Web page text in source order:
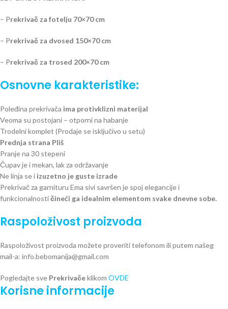
– Prekrivač za fotelju 70×70 cm
– Prekrivač za dvosed 150×70 cm
– Prekrivač za trosed 200×70 cm
Osnovne karakteristike:
Poleđina prekrivača ima protivklizni materijal
Veoma su postojani – otporni na habanje
Trodelni komplet (Prodaje se isključivo u setu)
Prednja strana Pliš
Pranje na 30 stepeni
Čupav je i mekan, lak za održavanje
Ne linja se i izuzetno je guste izrade
Prekrivač za garnituru Ema sivi savršen je spoj elegancije i
funkcionalnostičineći ga idealnim elementom svake dnevne sobe.
Raspoloživost proizvoda
Raspoloživost proizvoda možete proveriti telefonom ili putem našeg
mail-a: info.bebomanija@gmail.com
Pogledajte sve Prekrivačeklikom OVDE
Korisne informacije